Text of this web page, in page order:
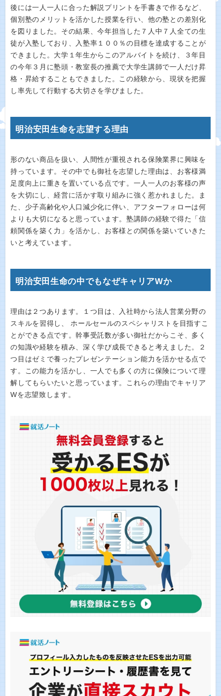
後には一人一人に合った解説プリントを手書きで作るなど、
個別塾のメリットを活かした授業を行い、他の塾との差別化
を図りました。その結果、今年担当した７人中７人全ての生
徒が入塾しており、入塾率１００％の目標を達成することが
できました。大学１年生からこのアルバイトを続け、３年目
の今年３月に塾頭・教室長の推薦で大学生講師で一人だけ昇
格・昇給することもできました。この経験から、現状を把握
し率先して行動する大切さを学びました。
明治安田生命を志望する理由
形のない商品を扱い、人間性が重視される保険業界に興味を
持っています。その中でも御社を志望した理由は、お客様満
足度向上に重きを置いている点です。一人一人のお客様の声
を大切にし、経営に活かす取り組みに強く惹かれました。ま
た、少子高齢化や人口減少化に伴い、アフターフォローは何
よりも大切になると思っています。塾講師の経験で得た「信
頼関係を築く力」を活かし、お客様との関係を築いていきた
いと考えています。
明治安田生命の中でもなぜキャリアWか
理由は２つあります。１つ目は、入社時から法人営業分野の
スキルを習得し、 ホールセールのスペシャリストを目指すこ
とができる点です。幹事受託数が多い御社だからこそ、多く
の知識や経験を積み、深く学び成長できると考えました。２
つ目はゼミで養ったプレゼンテーション能力を活かせる点で
す。この能力を活かし、一人でも多くの方に保険について理
解してもらいたいと思っています。これらの理由でキャリア
Wを志望致します。